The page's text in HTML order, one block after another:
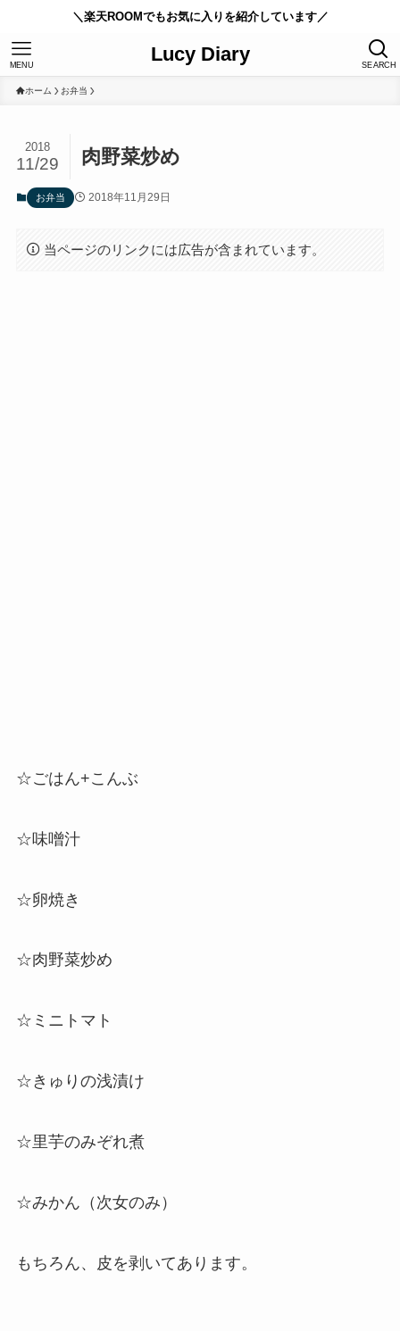
＼楽天ROOMでもお気に入りを紹介しています／
Lucy Diary SEARCH
MENU
ホーム お弁当
肉野菜炒め
2018
11/29
お弁当 2018年11月29日
当ページのリンクには広告が含まれています。
☆ごはん+こんぶ
☆味噌汁
☆卵焼き
☆肉野菜炒め
☆ ミニトマト
☆きゅりの浅漬け
☆里芋のみぞれ煮
☆みかん（次女のみ）
もちろん、皮を剥いてあります。